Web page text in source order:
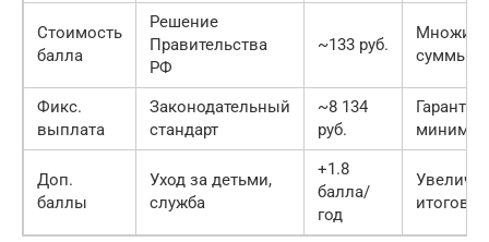
Стоимость
балла
Решение
Правительства
РФ
~133 руб.
суммы
Фикс.
выплата
Законодательный
стандарт
~8 134
руб.
минимум
Доп.
баллы
Уход за детьми,
служба
+1.8
балла/
год